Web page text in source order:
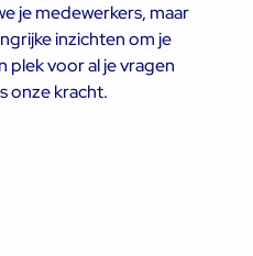
je medewerkers, maar
inzichten om je
plek voor al je vragen
onze kracht.